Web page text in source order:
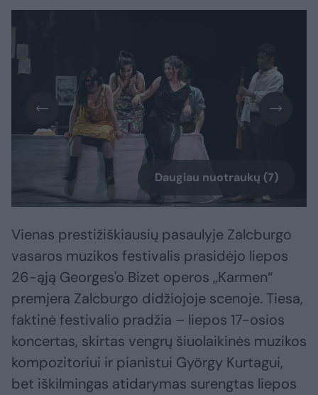
Daugiau nuotraukų (7)
Vienas prestižiškiausių pasaulyje Zalcburgo
vasaros muzikos festivalis prasidėjo liepos
26-ąją Georges'o Bizet operos „Karmen“
premjera Zalcburgo didžiojoje scenoje. Tiesa,
faktinė festivalio pradžia – liepos 17-osios
koncertas, skirtas vengrų šiuolaikinės muzikos
kompozitoriui ir pianistui György Kurtagui,
bet iškilmingas atidarymas surengtas liepos